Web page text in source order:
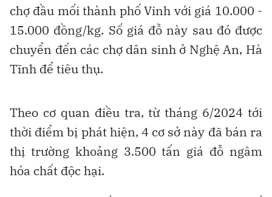
chợ đầu mối thành phố Vinh với giá 10.000 -
15.000 đồng/kg. Số giá đỗ này sau đó được
chuyển đến các chợ dân sinh ở Nghệ An, Hà
Tĩnh để tiêu thụ.
Theo cơ quan điều tra, từ tháng 6/2024 tới
thời điểm bị phát hiện, 4 cơ sở này đã bán ra
thị trường khoảng 3.500 tấn giá đỗ ngâm
hóa chất độc hại.